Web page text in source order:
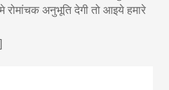
रोमांचक अनुभूति देगी तो आइये हमारे